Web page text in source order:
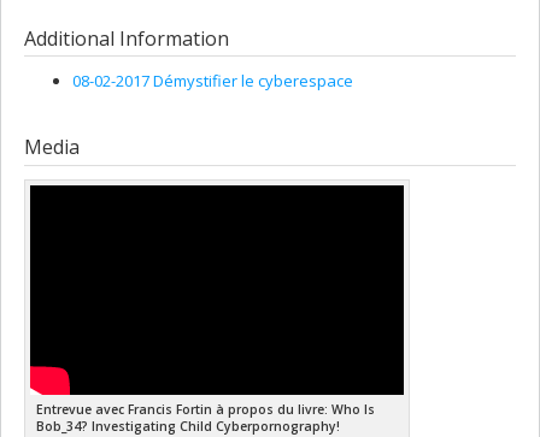
Funding sources:CRSH/Conseil de recherches en sciences
humaines du Canada
Grant programs:PV153480-Subventions de développement
Additional Information
08-02-2017 Démystifier le cyberespace
Media
Entrevue avec Francis Fortin à propos du livre: Who Is
Bob_34? Investigating Child Cyberpornography!